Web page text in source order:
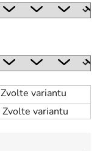
Zvolte variantu
Zvolte variantu